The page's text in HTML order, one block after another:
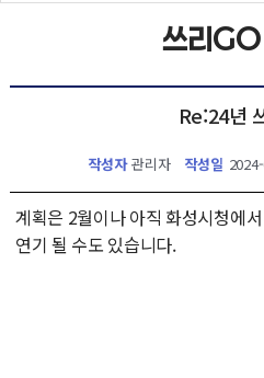
쓰리
Re:24년
작성자 관리자 작성일
계획은 2월이나 아직 화성시청에
연기 될 수도 있습니다.